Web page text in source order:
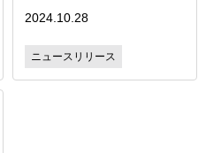
2024.10.28
ニュースリリース